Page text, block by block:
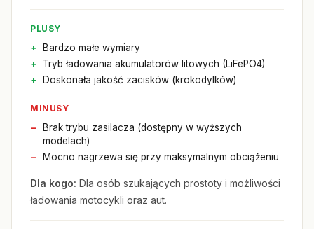
PLUSY
Bardzo małe wymiary
Tryb ładowania akumulatorów litowych (LiFePO4)
Doskonała jakość zacisków (krokodylków)
MINUSY
Brak trybu zasilacza (dostępny w wyższych
modelach)
Mocno nagrzewa się przy maksymalnym obciążeniu
Dla kogo: Dla osób szukających prostoty i możliwości
ładowania motocykli oraz aut.